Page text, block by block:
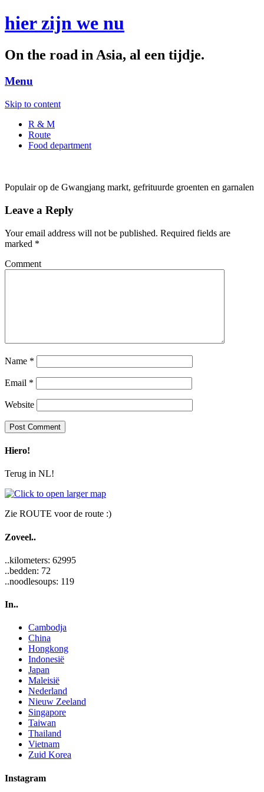
hier zijn we nu
On the road in Asia, al een tijdje.
Menu
Skip to content
R & M
Route
Food department
Populair op de Gwangjang markt, gefrituurde groenten en garnalen
Leave a Reply
Your email address will not be published. Required fields are
marked *
Comment
Name *
Email *
Website
Hiero!
Terug in NL!
Zie ROUTE voor de route :)
Zoveel..
..kilometers: 62995
..bedden: 72
..noodlesoups: 119
In..
Cambodja
China
Hongkong
Indonesië
Japan
Maleisië
Nederland
Nieuw Zeeland
Singapore
Taiwan
Thailand
Vietnam
Zuid Korea
Instagram